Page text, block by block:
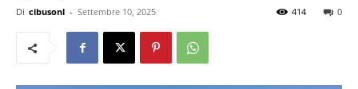
Di cibusonl - Settembre 10, 2025 0
414